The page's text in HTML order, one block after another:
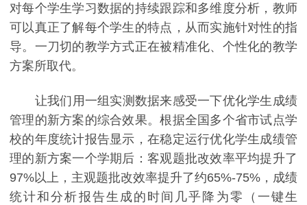
对每个学生学习数据的持续跟踪和多维度分析，教师
可以真正了解每个学生的特点，从而实施针对性的指
导。一刀切的教学方式正在被精准化、个性化的教学
方案所取代。
让我们用一组实测数据来感受一下优化学生成绩
管理的新方案的综合效果。根据全国多个省市试点学
校的年度统计报告显示，在稳定运行优化学生成绩管
理的新方案一个学期后：客观题批改效率平均提升了
97%以上，主观题批改效率提升了约65%-75%，成绩
统计和分析报告生成的时间几乎降为零（一键生